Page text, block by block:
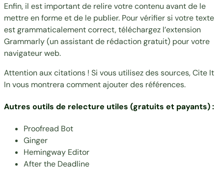
Enfin, il est important de relire votre contenu avant de le
mettre en forme et de le publier. Pour vérifier si votre texte
est grammaticalement correct, téléchargez l’extension
Grammarly(un assistant de rédaction gratuit) pour votre
navigateur web.
Attention aux citations ! Si vous utilisez des sources,Cite It
Invous montrera comment ajouter des références.
Autres outils de relecture utiles (gratuits et payants) :
Proofread Bot
Ginger
Hemingway Editor
After the Deadline